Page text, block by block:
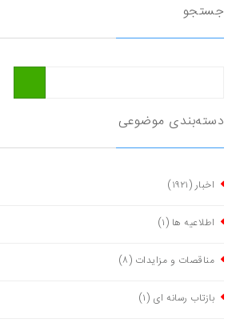
جستجو
دسته‌بندی موضوعی
اخبار(١٩٢١)
اطلاعیه ها (١)
مناقصات و مزایدات (٨)
بازتاب رسانه ای (١)